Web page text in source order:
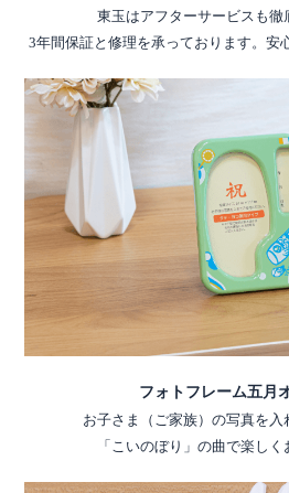
東玉はアフターサービスも徹
3年間保証と修理を承っております。安
フォトフレーム五月
お子さま（ご家族）の写真を入
「こいのぼり」の曲で楽しく